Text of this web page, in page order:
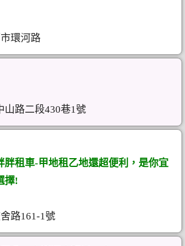
環河路
山路二段430巷1號
胖租車-甲地租乙地還超便利，是你宜
擇!
路161-1號